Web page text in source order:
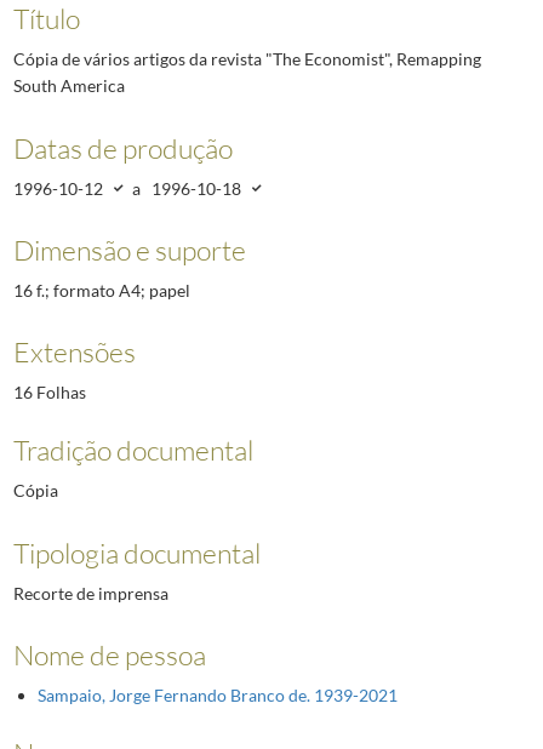
Título
Cópia de vários artigos da revista "The Economist", Remapping
South America
Datas de produção
1996-10-12 a 1996-10-18
Dimensão e suporte
16 f.; formato A4; papel
Extensões
16 Folhas
Tradição documental
Cópia
Tipologia documental
Recorte de imprensa
Nome de pessoa
Sampaio, Jorge Fernando Branco de. 1939-2021